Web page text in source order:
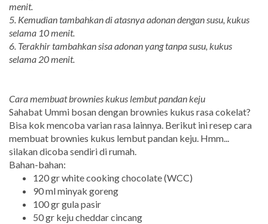
menit.
5. Kemudian tambahkan di atasnya adonan dengan susu, kukus
selama 10 menit.
6. Terakhir tambahkan sisa adonan yang tanpa susu, kukus
selama 20 menit.
Cara membuat brownies kukus lembut pandan keju
Sahabat Ummi bosan dengan brownies kukus rasa cokelat?
Bisa kok mencoba varian rasa lainnya. Berikut ini resep cara
membuat brownies kukus lembut pandan keju. Hmm...
silakan dicoba sendiri di rumah.
Bahan-bahan:
120 gr white cooking chocolate (WCC)
90 ml minyak goreng
100 gr gula pasir
50 gr keju cheddar cincang